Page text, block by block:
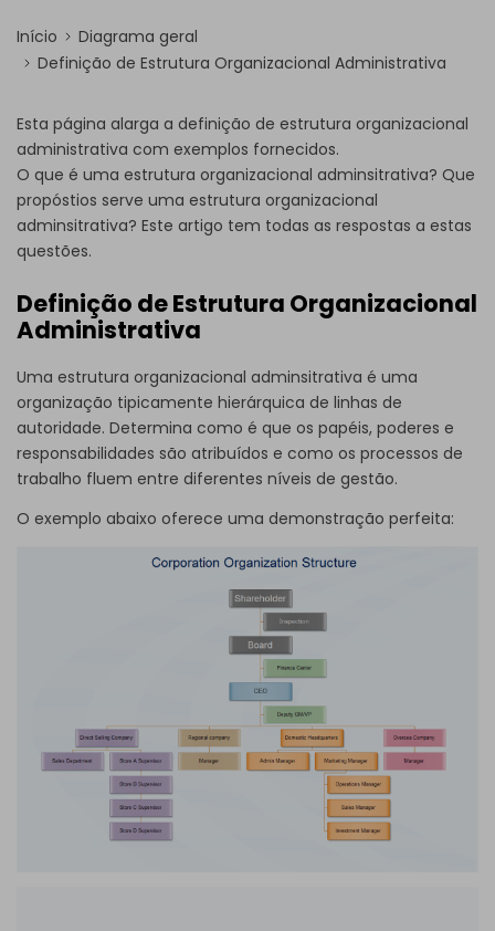
Início
Diagrama geral
Definição de Estrutura Organizacional Administrativa
Esta página alarga a definição de estrutura organizacional
administrativa com exemplos fornecidos.
O que é uma estrutura organizacional adminsitrativa? Que
propóstios serve uma estrutura organizacional
adminsitrativa? Este artigo tem todas as respostas a estas
questões.
Definição de Estrutura Organizacional
Administrativa
Uma estrutura organizacional adminsitrativa é uma
organização tipicamente hierárquica de linhas de
autoridade. Determina como é que os papéis, poderes e
responsabilidades são atribuídos e como os processos de
trabalho fluem entre diferentes níveis de gestão.
O exemplo abaixo oferece uma demonstração perfeita: